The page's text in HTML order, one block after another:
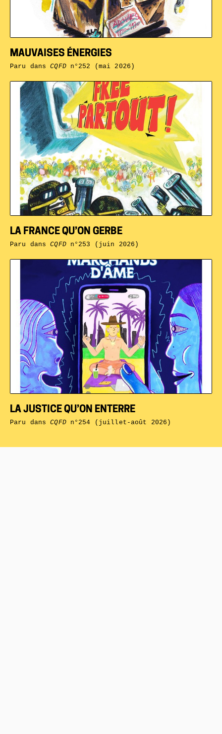
LA JUSTICE QU’ON ENTERRE
Paru dansCQFDn°254 (juillet-août 2026)
LA FRANCE QU’ON GERBE
Paru dansCQFDn°253 (juin 2026)
MAUVAISES ÉNERGIES
Paru dansCQFDn°252 (mai 2026)